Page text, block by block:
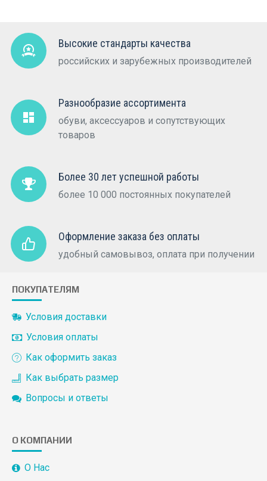
Высокие стандарты качества
российских и зарубежных производителей
Разнообразие ассортимента
обуви, аксессуаров и сопутствующих
товаров
Более 30 лет успешной работы
более 10 000 постоянных покупателей
Оформление заказа без оплаты
удобный самовывоз, оплата при получении
ПОКУПАТЕЛЯМ
Условия доставки
Условия оплаты
Как оформить заказ
Как выбрать размер
Вопросы и ответы
О КОМПАНИИ
О Нас